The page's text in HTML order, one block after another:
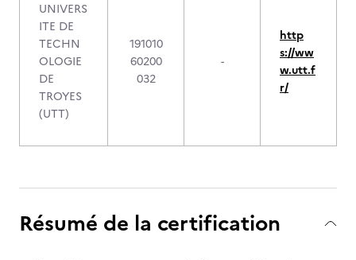
UNIVERS
ITE DE
TECHN
OLOGIE
DE
TROYES
(UTT)
191010
60200
032
-
http
s://ww
w.utt.f
r/
Résumé de la certification